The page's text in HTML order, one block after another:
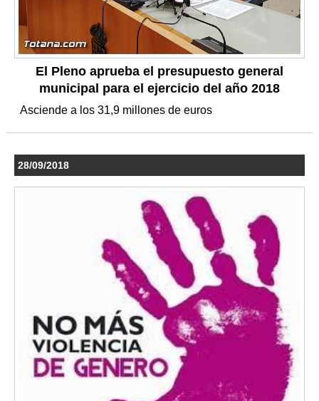
El Pleno aprueba el presupuesto general
municipal para el ejercicio del año 2018
Asciende a los 31,9 millones de euros
28/09/2018